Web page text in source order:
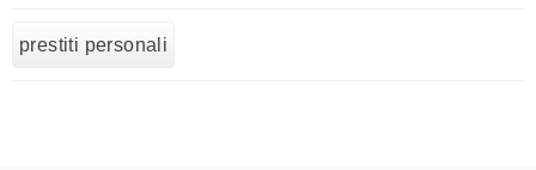
prestiti personali